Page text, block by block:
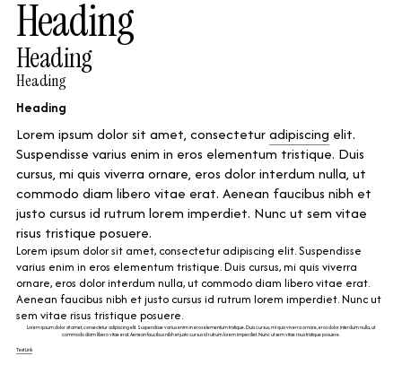
Heading
Heading
Heading
Heading
Lorem ipsum dolor sit amet, consecteturadipiscing elit.
Suspendisse varius enim in eros elementum tristique. Duis
cursus, mi quis viverra ornare, eros dolor interdum nulla, ut
commodo diam libero vitae erat. Aenean faucibus nibh et
justo cursus id rutrum lorem imperdiet. Nunc ut sem vitae
risus tristique posuere.
Lorem ipsum dolor sit amet, consectetur adipiscing elit. Suspendisse
varius enim in eros elementum tristique. Duis cursus, mi quis viverra
ornare, eros dolor interdum nulla, ut commodo diam libero vitae erat.
Aenean faucibus nibh et justo cursus id rutrum lorem imperdiet. Nunc ut
sem vitae risus tristique posuere.
Lorem ipsum dolor sit amet, consectetur adipiscing elit. Suspendisse varius enim in eros elementum tristique. Duis cursus, mi quis viverra ornare, eros dolor interdum nulla, ut
commodo diam libero vitae erat. Aenean faucibus nibh et justo cursus id rutrum lorem imperdiet. Nunc ut sem vitae risus tristique posuere.
Text Link